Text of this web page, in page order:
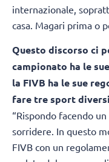
internazionale,
casa. Magari prima o
Questo discorso ci
campionato ha le
la FIVB ha le sue
fare tre sport
“Rispondo facendo
sorridere. In questo
FIVB con un